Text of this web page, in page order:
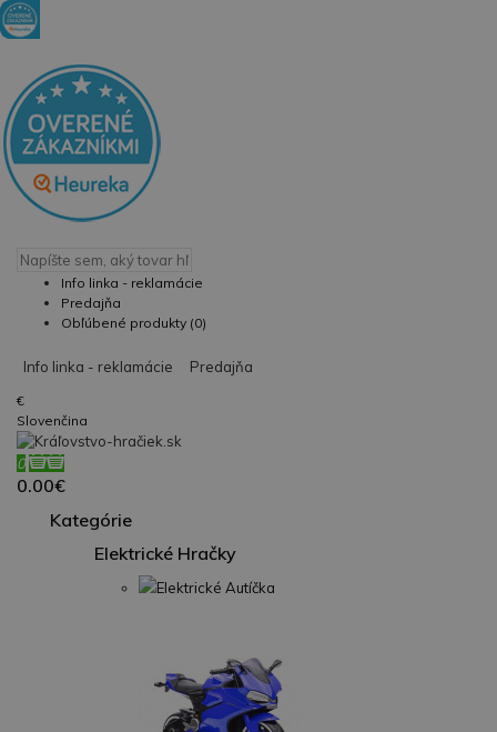
Info linka - reklamácie
Predajňa
Obľúbené produkty (0)
Info linka - reklamácie Predajňa
€
Slovenčina
0
0.00€
Kategórie
Elektrické Hračky
Elektrické Autíčka